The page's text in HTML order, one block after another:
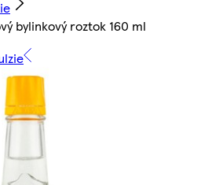
bylinkový roztok 160 ml